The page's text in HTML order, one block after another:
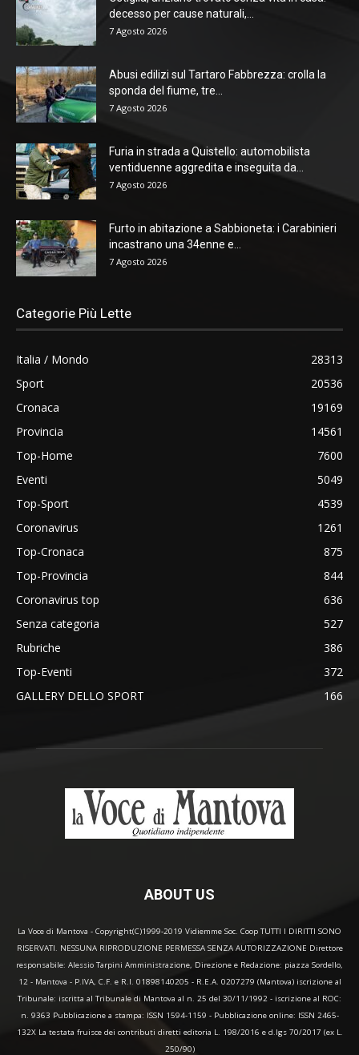
decesso per cause naturali,...
7 Agosto 2026
Abusi edilizi sul Tartaro Fabbrezza: crolla la
sponda del fiume, tre...
7 Agosto 2026
Furia in strada a Quistello: automobilista
ventiduenne aggredita e inseguita da...
7 Agosto 2026
Furto in abitazione a Sabbioneta: i Carabinieri
incastrano una 34enne e...
7 Agosto 2026
Categorie Più Lette
Italia / Mondo
28313
Sport
20536
Cronaca
19169
Provincia
14561
Top-Home
7600
Eventi
5049
Top-Sport
4539
Coronavirus
1261
Top-Cronaca
875
Top-Provincia
844
Coronavirus top
636
Senza categoria
527
Rubriche
386
Top-Eventi
372
GALLERY DELLO SPORT
166
ABOUT US
La Voce di Mantova - Copyright(C)1999-2019 Vidiemme Soc. Coop TUTTI I DIRITTI SONO
RISERVATI. NESSUNA RIPRODUZIONE PERMESSA SENZA AUTORIZZAZIONE Direttore
responsabile: Alessio Tarpini Amministrazione, Direzione e Redazione: piazza Sordello,
12 - Mantova - P.IVA, C.F. e R.I. 01898140205 - R.E.A. 0207279 (Mantova) iscrizione al
Tribunale: iscritta al Tribunale di Mantova al n. 25 del 30/11/1992 - iscrizione al ROC:
n. 9363 Pubblicazione a stampa: ISSN 1594-1159 - Pubblicazione online: ISSN 2465-
132X La testata fruisce dei contributi diretti editoria L. 198/2016 e d.lgs 70/2017 (ex L.
250/90)